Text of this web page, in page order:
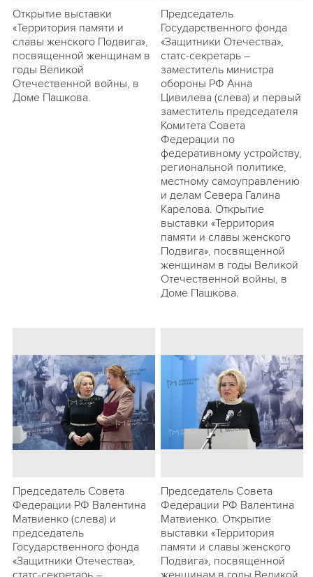
Открытие выставки
«Территория памяти и
славы женского Подвига»,
посвященной женщинам в
годы Великой
Отечественной войны, в
Доме Пашкова.
Председатель
Государственного фонда
«Защитники Отечества»,
статс-секретарь –
заместитель министра
обороны РФ Анна
Цивилева (слева) и первый
заместитель председателя
Комитета Совета
Федерации по
федеративному устройству,
региональной политике,
местному самоуправлению
и делам Севера Галина
Карелова. Открытие
выставки «Территория
памяти и славы женского
Подвига», посвященной
женщинам в годы Великой
Отечественной войны, в
Доме Пашкова.
Председатель Совета
Федерации РФ Валентина
Матвиенко (слева) и
председатель
Государственного фонда
«Защитники Отечества»,
Председатель Совета
Федерации РФ Валентина
Матвиенко. Открытие
выставки «Территория
памяти и славы женского
Подвига», посвященной